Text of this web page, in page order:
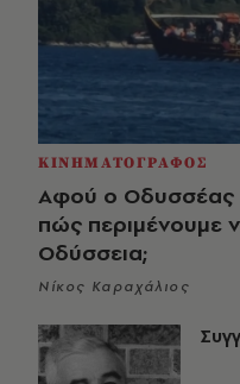
ΚΙΝΗΜΑΤΟΓΡΑΦΟΣ
Αφού ο Οδυσσέας
πώς περιμένουμε
Οδύσσεια;
Νίκος Καραχάλιος